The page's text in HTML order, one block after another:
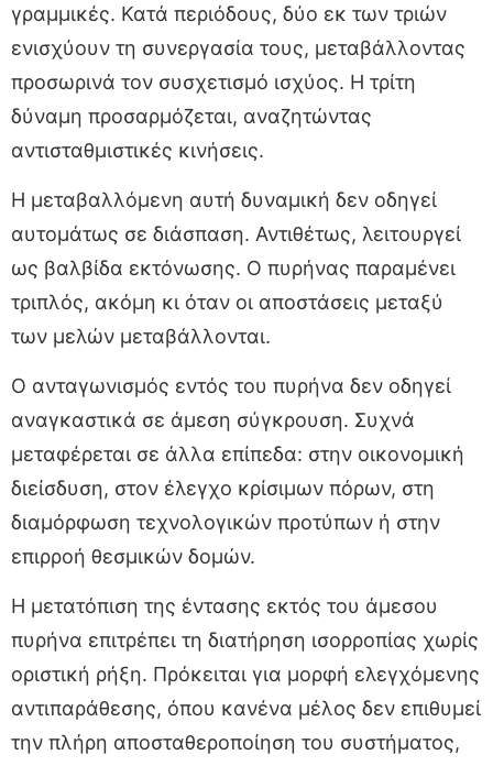
γραμμικές. Κατά περιόδους, δύο εκ των τριών
ενισχύουν τη συνεργασία τους, μεταβάλλοντας
προσωρινά τον συσχετισμό ισχύος. Η τρίτη
δύναμη προσαρμόζεται, αναζητώντας
αντισταθμιστικές κινήσεις.
Η μεταβαλλόμενη αυτή δυναμική δεν οδηγεί
αυτομάτως σε διάσπαση. Αντιθέτως, λειτουργεί
ως βαλβίδα εκτόνωσης. Ο πυρήνας παραμένει
τριπλός, ακόμη κι όταν οι αποστάσεις μεταξύ
των μελών μεταβάλλονται.
Ο ανταγωνισμός εντός του πυρήνα δεν οδηγεί
αναγκαστικά σε άμεση σύγκρουση. Συχνά
μεταφέρεται σε άλλα επίπεδα: στην οικονομική
διείσδυση, στον έλεγχο κρίσιμων πόρων, στη
διαμόρφωση τεχνολογικών προτύπων ή στην
επιρροή θεσμικών δομών.
Η μετατόπιση της έντασης εκτός του άμεσου
πυρήνα επιτρέπει τη διατήρηση ισορροπίας χωρίς
οριστική ρήξη. Πρόκειται για μορφή ελεγχόμενης
αντιπαράθεσης, όπου κανένα μέλος δεν επιθυμεί
την πλήρη αποσταθεροποίηση του συστήματος,